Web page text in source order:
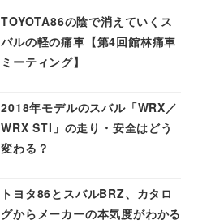
TOYOTA86の陰で消えていくス
バルの軽の痛車【第4回館林痛車
ミーティング】
2018年モデルのスバル「WRX／
WRX STI」の走り・安全はどう
変わる？
トヨタ86とスバルBRZ、カタロ
グからメーカーの本気度がわかる